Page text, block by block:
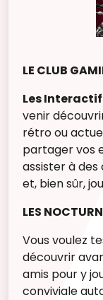
LE CLUB
Les
venir
rétro ou
partager vos
assister à
et, bien sûr,
LES
Vous voulez
découvrir
amis pour y
conviviale